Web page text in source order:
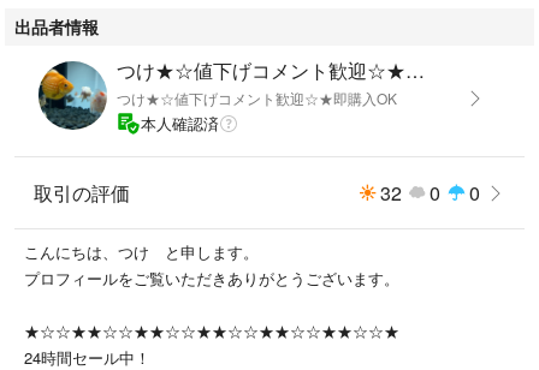
外装
全体的にスレあり
小傷あり
ケース表面に使用感あり
ブラシ使用感あり
ジェル部分に粉飛びあり
ペンシル類
短くなっているものあり
その他
出品者情報
つけ★☆値下げコメント歓迎☆★即購入OK
つけ★☆値下げコメント歓迎☆★即購入OK
本人確認済
取引の評価 32 0 0
こんにちは、つけ と申します。
プロフィールをご覧いただきありがとうございます。
★☆☆★★☆☆★★☆☆★★☆☆★★☆☆★★☆☆★
24時間セール中！